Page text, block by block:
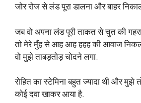
जोर रोज से लंड पूरा डालना और बाहर
जब वो अपना लंड पूरी ताकत से चुत की
तो मेरे मुँह से आह आह हहह की आवाज निकल
वो मुझे ताबड़तोड़ चोदने लगा.
रोहित का स्टेमिना बहुत ज्यादा थी और मुझे
कोई दवा खाकर आया है.